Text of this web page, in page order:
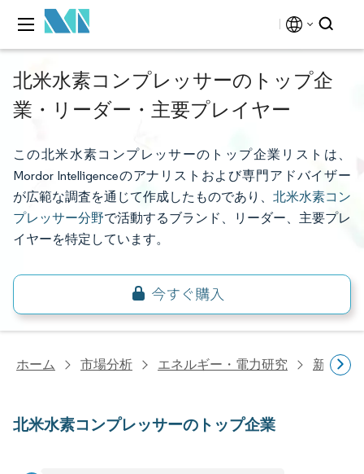
北米水素コンプレッサーのトップ企
業・リーダー・主要プレイヤー
この北米水素コンプレッサーのトップ企業リストは、
Mordor Intelligenceのアナリストおよび専門アドバイザー
が広範な調査を通じて作成したものであり、 北米水素コン
プレッサー分野で活動するブランド、リーダー、主要プレ
イヤーを特定しています。
ホーム 市場分析 エネルギー・電力研究 新興エ
北米水素コンプレッサーのトップ企業